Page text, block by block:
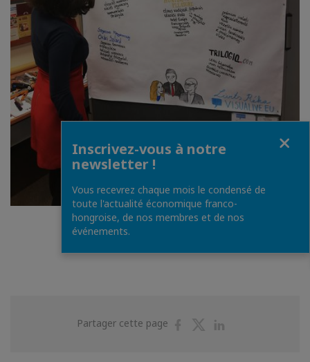
Partager cette page
PartagerPartager
Inscrivez-vous à notre
newsletter !
Vous recevrez chaque mois le condensé de
toute l'actualité économique franco-
hongroise, de nos membres et de nos
événements.